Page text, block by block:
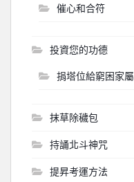
催心和合符
投資您的功德
捐塔位給窮困家屬
抹草除穢包
持誦北斗神咒
提昇考運方法